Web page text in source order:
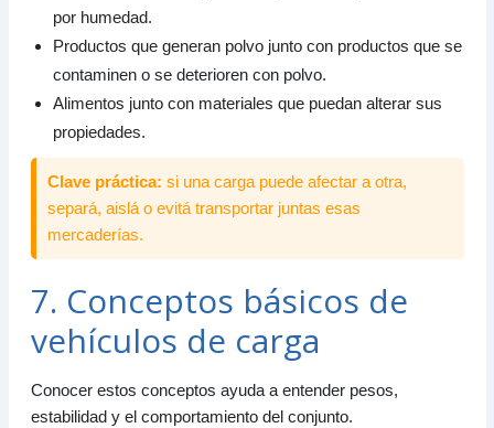
por humedad.
Productos que generan polvo junto con productos que se
contaminen o se deterioren con polvo.
Alimentos junto con materiales que puedan alterar sus
propiedades.
Clave práctica: si una carga puede afectar a otra,
separá, aislá o evitá transportar juntas esas
mercaderías.
7. Conceptos básicos de
vehículos de carga
Conocer estos conceptos ayuda a entender pesos,
estabilidad y el comportamiento del conjunto.